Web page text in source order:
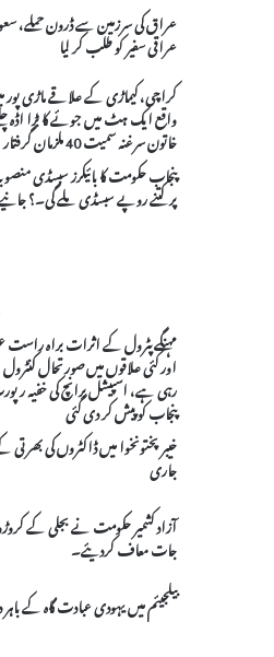
عراق کی سرزمین سے ڈرون
عراقی سفیر کو طلب کر لیا
کراچی، کیماڑی کے علاقے ماڑی پور
واقع ایک ہٹ میں جوئے کا بڑا اڈہ
خاتون سرغنہ سمیت 40 ملزمان گرفتار
پنجاب حکومت کا بائیکرز سبسڈی
پر کتنے روپے سبسڈی ملے گی۔؟
مہنگے پٹرول کے اثرات براہ راست
اور کئی علاقوں میں صورتحال
رہی ہے، اسپیشل برانچ کی خفیہ
پنجاب کو پیش کر دی گئی
خیبرپختونخوا میں ڈاکٹروں کی بھرتی
جاری
آزاد کشمیر حکومت نے بجلی کے
جات معاف کردیئے۔
بیلجیئم میں یہودی عبادت گاہ کے باہر